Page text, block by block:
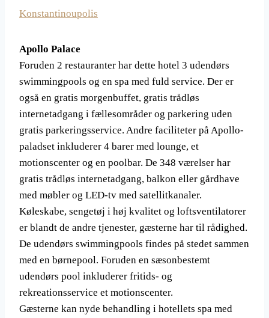
Konstantinoupolis
Apollo Palace
Foruden 2 restauranter har dette hotel 3 udendørs
swimmingpools og en spa med fuld service. Der er
også en gratis morgenbuffet, gratis trådløs
internetadgang i fællesområder og parkering uden
gratis parkeringsservice. Andre faciliteter på Apollo-
paladset inkluderer 4 barer med lounge, et
motionscenter og en poolbar. De 348 værelser har
gratis trådløs internetadgang, balkon eller gårdhave
med møbler og LED-tv med satellitkanaler.
Køleskabe, sengetøj i høj kvalitet og loftsventilatorer
er blandt de andre tjenester, gæsterne har til rådighed.
De udendørs swimmingpools findes på stedet sammen
med en børnepool. Foruden en sæsonbestemt
udendørs pool inkluderer fritids- og
rekreationsservice et motionscenter.
Gæsterne kan nyde behandling i hotellets spa med